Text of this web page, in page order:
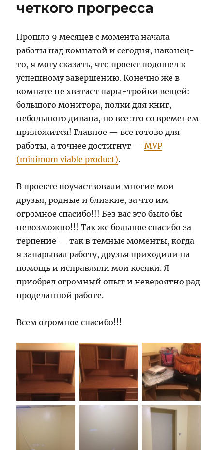
четкого прогресса
Прошло 9 месяцев с момента начала
работы над комнатой и сегодня, наконец-
то, я могу сказать, что проект подошел к
успешному завершению. Конечно же в
комнате не хватает пары-тройки вещей:
большого монитора, полки для книг,
небольшого дивана, но все это со временем
приложится! Главное — все готово для
работы, а точнее достигнут —MVP
(minimum viable product).
В проекте поучаствовали многие мои
друзья, родные и близкие, за что им
огромное спасибо!!! Без вас это было бы
невозможно!!! Так же большое спасибо за
терпение — так в темные моменты, когда
я запарывал работу, друзья приходили на
помощь и исправляли мои косяки. Я
приобрел огромный опыт и невероятно рад
проделанной работе.
Всем огромное спасибо!!!